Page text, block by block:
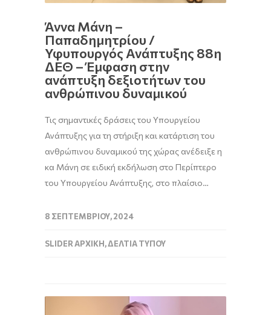
Άννα Μάνη –
Παπαδημητρίου /
Υφυπουργός Ανάπτυξης 88η
ΔΕΘ – Έμφαση στην
ανάπτυξη δεξιοτήτων του
ανθρώπινου δυναμικού
Τις σημαντικές δράσεις του Υπουργείου
Ανάπτυξης για τη στήριξη και κατάρτιση του
ανθρώπινου δυναμικού της χώρας ανέδειξε η
κα Μάνη σε ειδική εκδήλωση στο Περίπτερο
του Υπουργείου Ανάπτυξης, στο πλαίσιο…
8 ΣΕΠΤΕΜΒΡΊΟΥ, 2024
SLIDER ΑΡΧΙΚΉ,ΔΕΛΤΊΑ ΤΎΠΟΥ